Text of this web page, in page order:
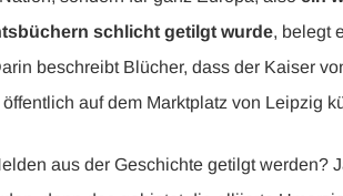
schlicht getilgt wurde, belegt
beschreibt Blücher, dass der Kaiser
öffentlich auf dem Marktplatz von Leipzig
aus der Geschichte getilgt werden?